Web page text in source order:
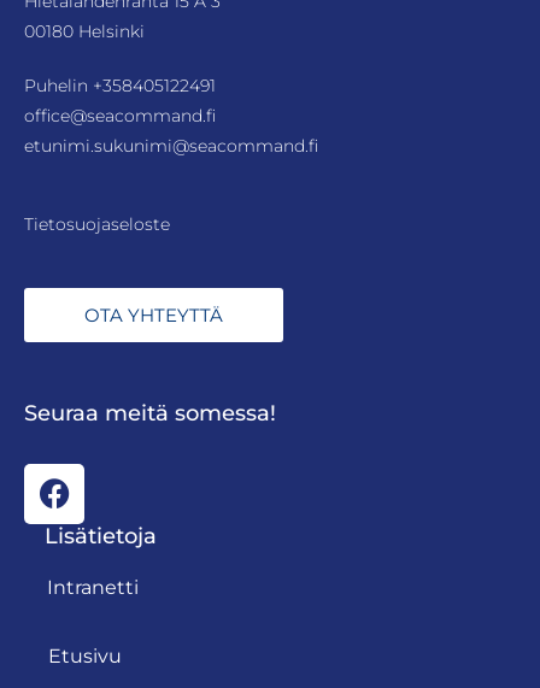
00180 Helsinki
Puhelin +358405122491
office@seacommand.fi
etunimi.sukunimi@seacommand.fi
Tietosuojaseloste
OTA YHTEYTTÄ
Seuraa meitä somessa!
Lisätietoja
Intranetti
Etusivu